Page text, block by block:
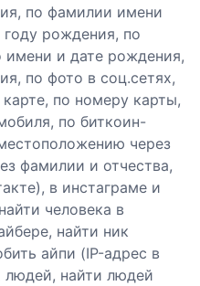
по фамилии имени
рождения, по
и дате рождения,
по фото в соц.сетях,
по номеру карты,
по биткоин-
через
фамилии и отчества,
в инстаграме и
человека в
найти ник
айпи (IP-адрес в
людей, найти людей